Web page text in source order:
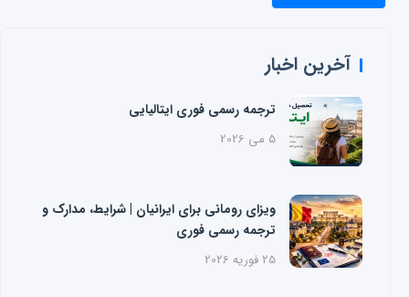
آخرین اخبار
ترجمه رسمی فوری ایتالیایی
5 می 2026
ویزای رومانی برای ایرانیان | شرایط، مدارک و
ترجمه رسمی فوری
25 فوریه 2026